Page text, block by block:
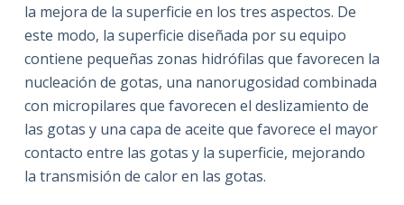
la mejora de la superficie en los tres aspectos. De
este modo, la superficie diseñada por su equipo
contiene pequeñas zonas hidrófilas que favorecen la
nucleación de gotas, una nanorugosidad combinada
con micropilares que favorecen el deslizamiento de
las gotas y una capa de aceite que favorece el mayor
contacto entre las gotas y la superficie, mejorando
la transmisión de calor en las gotas.